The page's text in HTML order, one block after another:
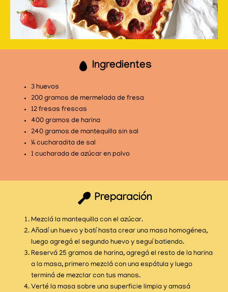
Ingredientes
3 huevos
200 gramos de mermelada de fresa
12 fresas frescas
400 gramos de harina
240 gramos de mantequilla sin sal
¼ cucharadita de sal
1 cucharada de azúcar en polvo
Preparación
Mezclá la mantequilla con el azúcar.
Añadí un huevo y batí hasta crear una masa homogénea,
luego agregá el segundo huevo y seguí batiendo.
Reservá 25 gramos de harina, agregá el resto de la harina
a la masa, primero mezclá con una espátula y luego
terminá de mezclar con tus manos.
Verté la masa sobre una superficie limpia y amasá